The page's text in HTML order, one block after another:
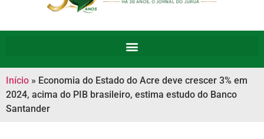
Início » Economia do Estado do Acre deve crescer 3% em
2024, acima do PIB brasileiro, estima estudo do Banco
Santander